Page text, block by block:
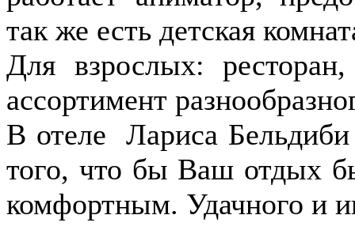
так же есть детская
Для взрослых:
ассортимент
В отеле Лариса
того, что бы Ваш отдых
комфортным. Удачного и